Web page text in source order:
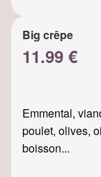
Big crêpe
11.99 €
Emmental,
poulet, olives,
boisson...